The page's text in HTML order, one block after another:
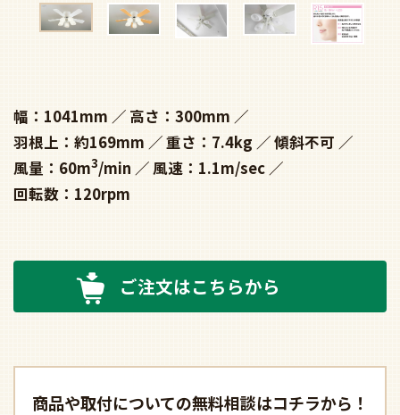
幅：1041mm
高さ：300mm
羽根上：約169mm
重さ：7.4kg
傾斜不可
風量：60m3/min
風速：1.1m/sec
回転数：120rpm
ご注文はこちらから
商品や取付についての無料相談はコチラから！